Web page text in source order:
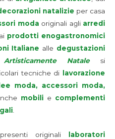
natalizie per casa
moda originali agli arredi
prodotti enogastronomici
Italiane alle degustazioni
Artisticamente Natalesi
tecniche di
lavorazione
moda, accessori moda,
mobili e complementi
.
originali laboratori